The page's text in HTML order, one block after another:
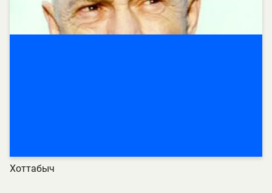
Хоттабыч